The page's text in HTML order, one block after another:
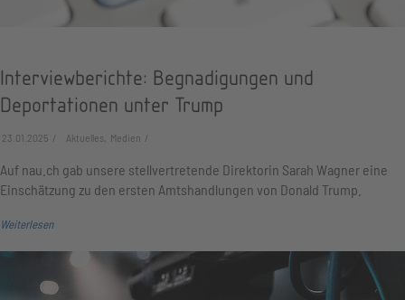
Interviewberichte: Begnadigungen und
Deportationen unter Trump
23.01.2025 Aktuelles, Medien
Auf nau.ch gab unsere stellvertretende Direktorin Sarah Wagner eine
Einschätzung zu den ersten Amtshandlungen von Donald Trump.
Weiterlesen